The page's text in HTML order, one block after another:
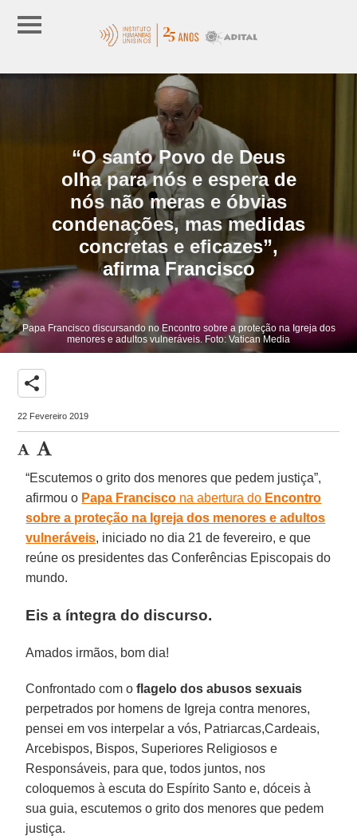
“O santo Povo de Deus
olha para nós e espera de
nós não meras e óbvias
condenações, mas medidas
concretas e eficazes”,
afirma Francisco
Papa Francisco discursando no Encontro sobre a proteção na Igreja dos
menores e adultos vulneráveis. Foto: Vatican Media
share
22 Fevereiro 2019
“Escutemos o grito dos menores que pedem justiça”,
afirmou o Papa Francisco na abertura do Encontro
sobre a proteção na Igreja dos menores e adultos
vulneráveis, iniciado no dia 21 de fevereiro, e que
reúne os presidentes das Conferências Episcopais do
mundo.
Eis a íntegra do discurso.
Amados irmãos, bom dia!
Confrontado com oflagelo dos abusos sexuais
perpetrados por homens de Igreja contra menores,
pensei em vos interpelar a vós, Patriarcas,Cardeais,
Arcebispos, Bispos, Superiores Religiosos e
Responsáveis, para que, todos juntos, nos
coloquemos à escuta do Espírito Santo e, dóceis à
sua guia, escutemos o grito dos menores que pedem
justiça.